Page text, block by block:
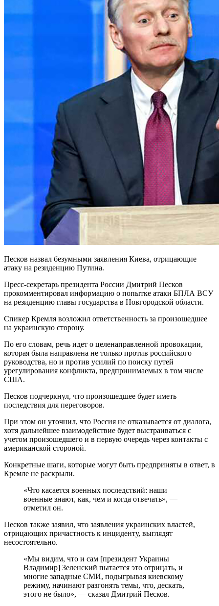
Песков назвал безумными заявления Киева, отрицающие
атаку на резиденцию Путина.
Пресс-секретарь президента России Дмитрий Песков
прокомментировал информацию о попытке атаки БПЛА ВСУ
на резиденцию главы государства в Новгородской области.
Спикер Кремля возложил ответственность за произошедшее
на украинскую сторону.
По его словам, речь идет о целенаправленной провокации,
которая была направлена не только против российского
руководства, но и против усилий по поиску путей
урегулирования конфликта, предпринимаемых в том числе
США.
Песков подчеркнул, что произошедшее будет иметь
последствия для переговоров.
При этом он уточнил, что Россия не отказывается от диалога,
хотя дальнейшее взаимодействие будет выстраиваться с
учетом произошедшего и в первую очередь через контакты с
американской стороной.
Конкретные шаги, которые могут быть предприняты в ответ, в
Кремле не раскрыли.
«Что касается военных последствий: наши
военные знают, как, чем и когда отвечать», —
отметил он.
Песков также заявил, что заявления украинских властей,
отрицающих причастность к инциденту, выглядят
несостоятельно.
«Мы видим, что и сам [президент Украины
Владимир] Зеленский пытается это отрицать, и
многие западные СМИ, подыгрывая киевскому
режиму, начинают разгонять темы, что, дескать,
этого не было», — сказал Дмитрий Песков.